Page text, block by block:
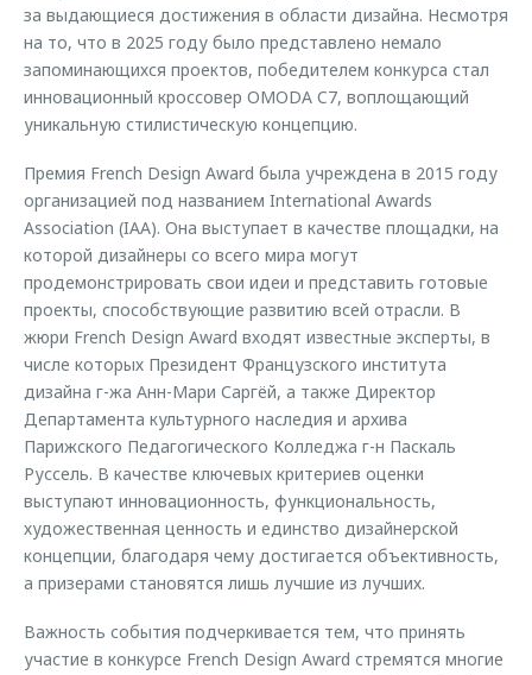
Оригинальные аксессуары
Запчасти
за выдающиеся достижения в области дизайна. Несмотря
на то, что в 2025 году было представлено немало
запоминающихся проектов, победителем конкурса стал
инновационный кроссовер OMODA C7, воплощающий
уникальную стилистическую концепцию.
Премия French Design Award была учреждена в 2015 году
организацией под названием International Awards
Association (IAA). Она выступает в качестве площадки, на
которой дизайнеры со всего мира могут
продемонстрировать свои идеи и представить готовые
проекты, способствующие развитию всей отрасли. В
жюри French Design Award входят известные эксперты, в
числе которых Президент Французского института
дизайна г-жа Анн-Мари Саргёй, а также Директор
Департамента культурного наследия и архива
Парижского Педагогического Колледжа г-н Паскаль
Руссель. В качестве ключевых критериев оценки
выступают инновационность, функциональность,
художественная ценность и единство дизайнерской
концепции, благодаря чему достигается объективность,
а призерами становятся лишь лучшие из лучших.
Важность события подчеркивается тем, что принять
участие в конкурсе French Design Award стремятся многие